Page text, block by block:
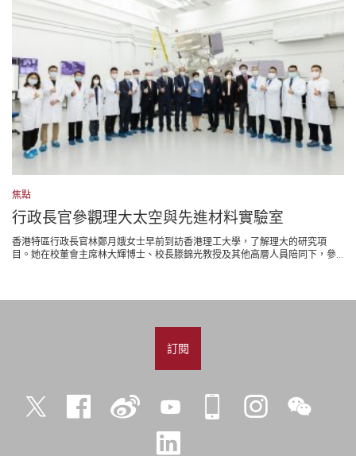
焦點
行政長官參觀理大太空與先進材料實驗室
香港特區行政長官林鄭月娥女士早前到訪香港理工大學，了解理大的研究項
目。她在校董會主席林大輝博士、校長滕錦光教授及其他高層人員陪同下，參...
訂閱
Twitter Facebook 微
YouTube iPolyU Instagram微